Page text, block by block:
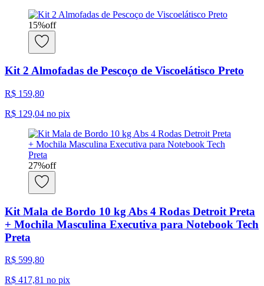
15%off
Kit 2 Almofadas de Pescoço de Viscoelátisco Preto
R$ 159,80
R$ 129,04 no pix
27%off
Kit Mala de Bordo 10 kg Abs 4 Rodas Detroit Preta
+ Mochila Masculina Executiva para Notebook Tech
Preta
R$ 599,80
R$ 417,81 no pix